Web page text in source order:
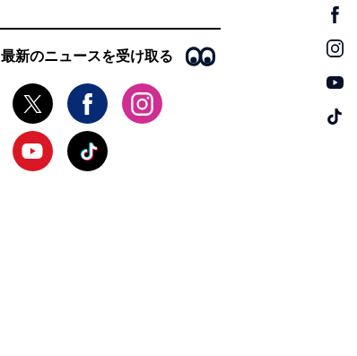
最新のニュースを受け取る